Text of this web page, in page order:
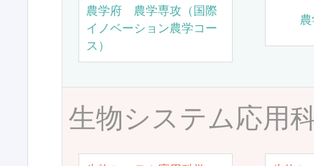
農学府 農学専攻（国際
イノベーション農学コー
ス）
生物システム応用